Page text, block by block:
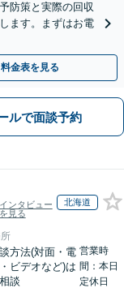
防策と実際の回収
ます。まずはお電
料金表を見る
ルで面談予約
インタビュー
を見る
北海道
方法(対面・電
ビデオなど)は
談
営業時
間：本日
定休日